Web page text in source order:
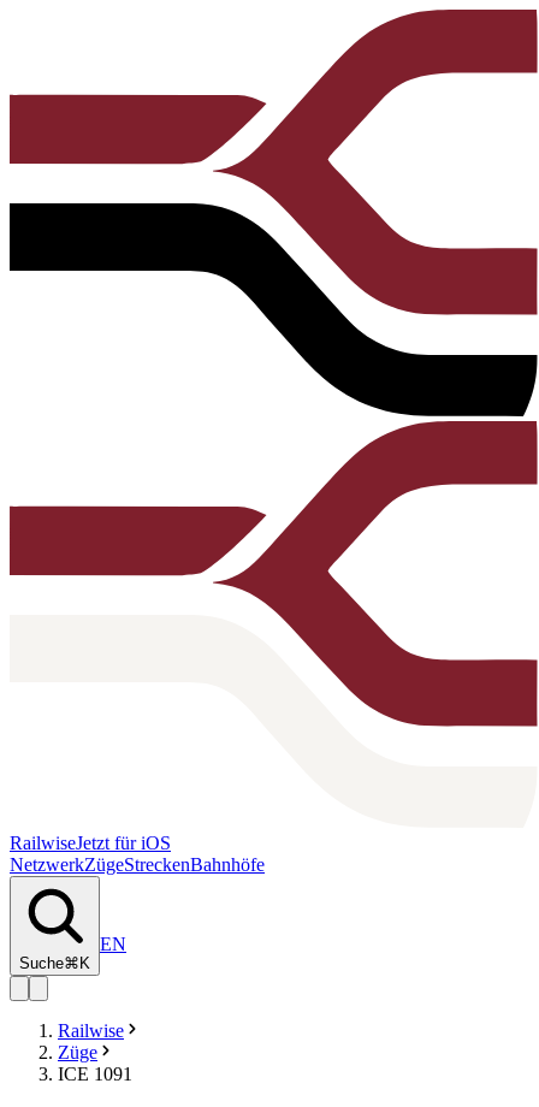
RailwiseJetzt für iOS
NetzwerkZügeStreckenBahnhöfe
Suche⌘K
EN
Railwise
Züge
ICE 1091